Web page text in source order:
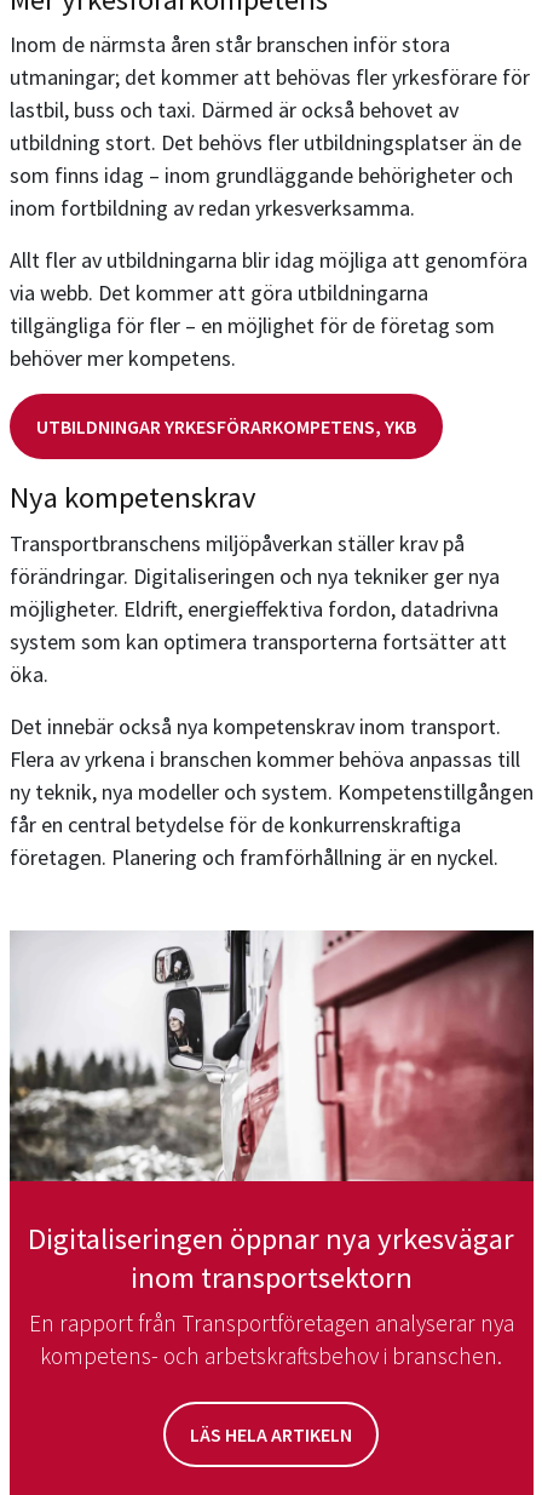
Inom de närmsta åren står branschen inför stora
utmaningar; det kommer att behövas fler yrkesförare för
lastbil, buss och taxi. Därmed är också behovet av
utbildning stort. Det behövs fler utbildningsplatser än de
som finns idag – inom grundläggande behörigheter och
inom fortbildning av redan yrkesverksamma.
Allt fler av utbildningarna blir idag möjliga att genomföra
via webb. Det kommer att göra utbildningarna
tillgängliga för fler – en möjlighet för de företag som
behöver mer kompetens.
UTBILDNINGAR YRKESFÖRARKOMPETENS, YKB
Nya kompetenskrav
Transportbranschens miljöpåverkan ställer krav på
förändringar. Digitaliseringen och nya tekniker ger nya
möjligheter. Eldrift, energieffektiva fordon, datadrivna
system som kan optimera transporterna fortsätter att
öka.
Det innebär också nya kompetenskrav inom transport.
Flera av yrkena i branschen kommer behöva anpassas till
ny teknik, nya modeller och system. Kompetenstillgången
får en central betydelse för de konkurrenskraftiga
företagen. Planering och framförhållning är en nyckel.
Digitaliseringen öppnar nya yrkesvägar
inom transportsektorn
En rapport från Transportföretagen analyserar nya
kompetens- och arbetskraftsbehov i branschen.
LÄS HELA ARTIKELN